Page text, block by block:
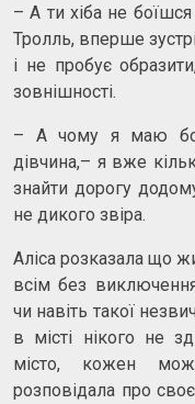
– А ти хіба не
Тролль, вперше
і не пробує
зовнішності.
– А чому я маю
дівчина,– я вже
знайти дорогу
не дикого звіра.
Аліса розказала що
всім без
чи навіть такої
в місті нікого не
місто, кожен
розповідала про